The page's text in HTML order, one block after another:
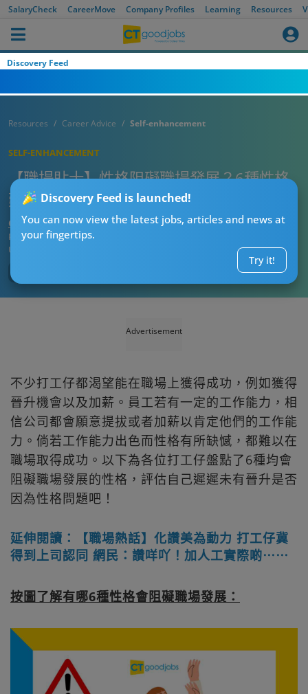
SalaryCheck CareerMove Company Profiles Learning Resources
Discovery Feed
Discovery Feed is launched!
You can now view the latest jobs, articles and news at
your fingertips.
Try it!
Resources Career Advice Self-enhancement
SELF-ENHANCEMENT
【職場貼士】性格阻礙職場發展？6種性格
難以喺職場取得成功！你又有冇中？
CTgoodjobs’ Editor
Published:2023-08-31
Updated:
Advertisement
不少打工仔都渴望能在職場上獲得成功，例如獲得
晉升機會以及加薪。員工若有一定的工作能力，相
信公司都會願意提拔或者加薪以肯定他們的工作能
力。倘若工作能力出色而性格有所缺憾，都難以在
職場取得成功。以下為各位打工仔盤點了6種均會
阻礙職場發展的性格，評估自己遲遲未有晉升是否
因為性格問題吧！
延伸閱讀：【職場熱話】化讚美為動力 打工仔冀
得到上司認同 網民：讚咩吖！加人工實際啲⋯⋯
按圖了解有哪6種性格會阻礙職場發展：